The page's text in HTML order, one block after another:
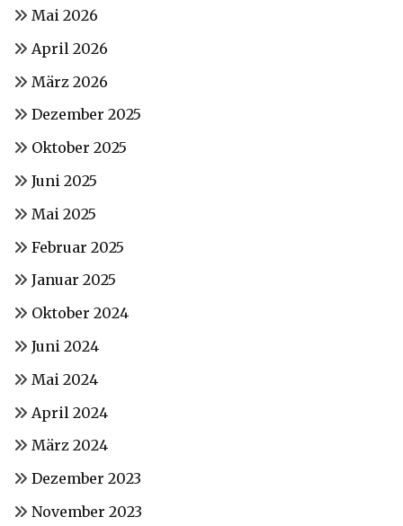
Mai 2026
April 2026
März 2026
Dezember 2025
Oktober 2025
Juni 2025
Mai 2025
Februar 2025
Januar 2025
Oktober 2024
Juni 2024
Mai 2024
April 2024
März 2024
Dezember 2023
November 2023